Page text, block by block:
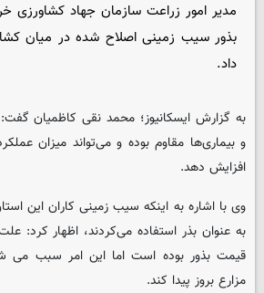
مدیر امور زراعت سازمان جهاد کشاورزی
بذور سیب زمینی اصلاح شده در میان
داد.
به گزارش ایسکانیوز؛ محمد نقی کاظمیان
و بیماری‌ها مقاوم بوده و می‌تواند میزان
افزایش دهد.
وی با اشاره به اینکه سیب زمینی کاران این
به عنوان بذر استفاده می‌کردند، اظهار کرد:
قیمت بذور بوده است اما این امر سبب می
مزارع بروز پیدا کند.